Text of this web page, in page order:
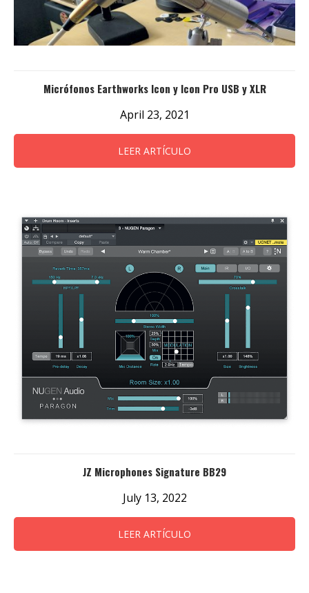
Micrófonos Earthworks Icon y Icon Pro USB y XLR
April 23, 2021
LEER ARTÍCULO
JZ Microphones Signature BB29
July 13, 2022
LEER ARTÍCULO